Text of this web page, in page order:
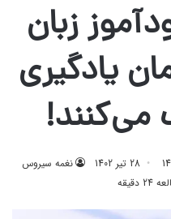
زبان
یادگیری
می‌کنند!
نغمه سیروس 28 تیر 1402